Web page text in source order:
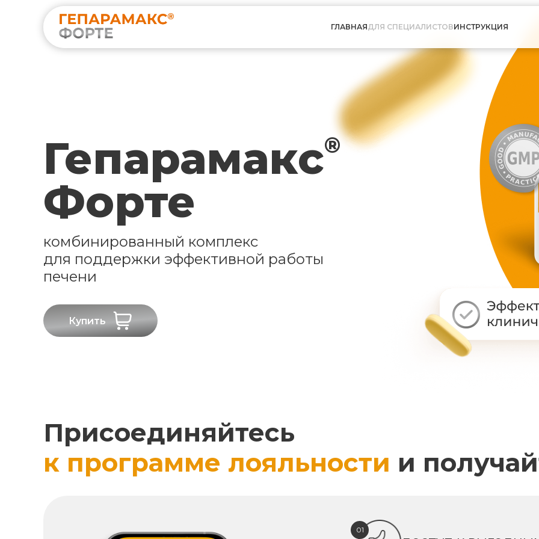
ГЛАВНАЯДЛЯ СПЕЦИАЛИСТОВИНСТРУКЦИЯ
Гепарамакс®
Форте
комбинированный комплекс
для поддержки эффективной работы
печени
Купить
Присоединяйтесь
к программе лояльности и
01